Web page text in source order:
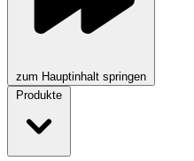
zum Hauptinhalt springen
Produkte